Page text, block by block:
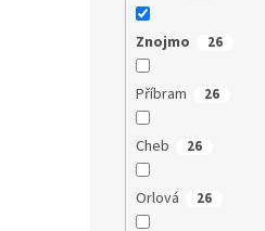
Znojmo 26
Příbram 26
Cheb 26
Orlová 26